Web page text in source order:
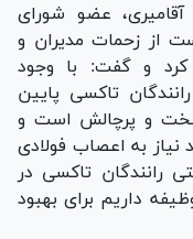
عضو شورای
از زحمات مدیران و
کرد و گفت: با وجود
تاکسی پایین
و پرچالش است و
نیاز به اعصاب فولادی
رانندگان تاکسی در
داریم برای بهبود